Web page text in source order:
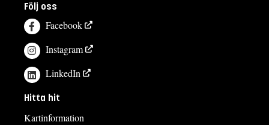
Följ oss
Facebook
Instagram
LinkedIn
Hitta hit
Kartinformation